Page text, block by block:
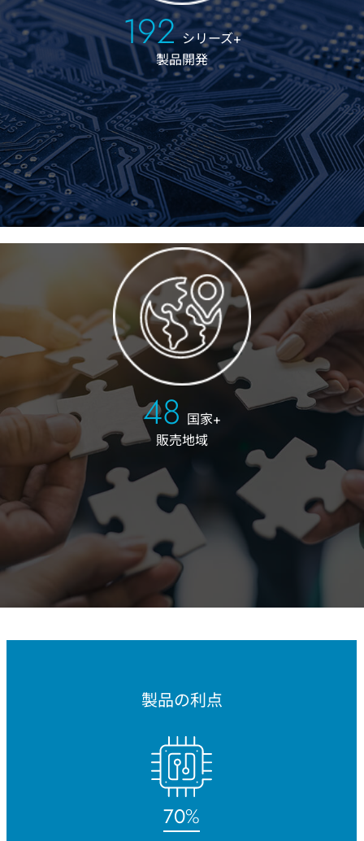
200 シリーズ+
製品開発
50 国家+
販売地域
製品の利点
75%